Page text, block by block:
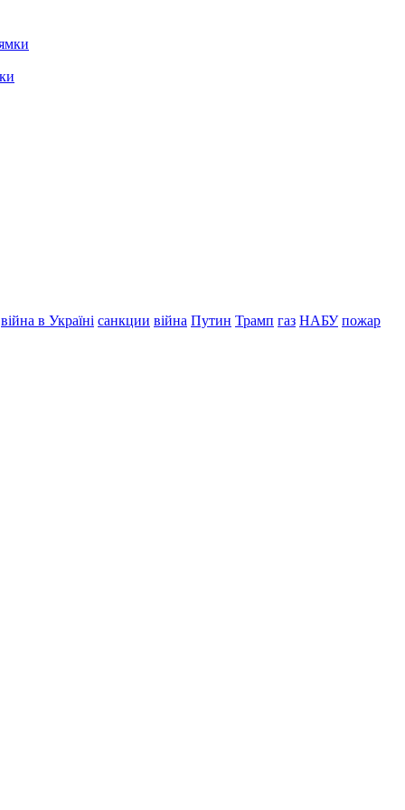
війна в Україні санкции війна Путин Трамп газ НАБУ пожар